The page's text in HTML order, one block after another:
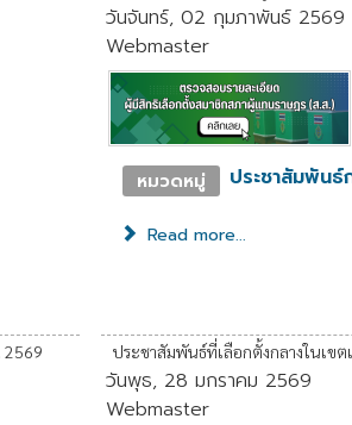
วันจันทร์, 02 กุมภาพันธ์ 2569
Webmaster
หมวดหมู่ ประชาสัมพันธ์
Read more...
2569 ประชาสัมพันธ์ที่เลือกตั้งกลางในเข
วันพุธ, 28 มกราคม 2569
Webmaster